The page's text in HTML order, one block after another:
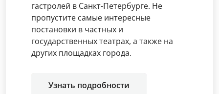
гастролей в Санкт-Петербурге. Не
пропустите самые интересные
постановки в частных и
государственных театрах, а также на
других площадках города.
Узнать подробности